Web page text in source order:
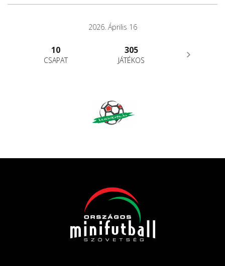
2026. Április 16
10
CSAPAT
305
JÁTÉKOS